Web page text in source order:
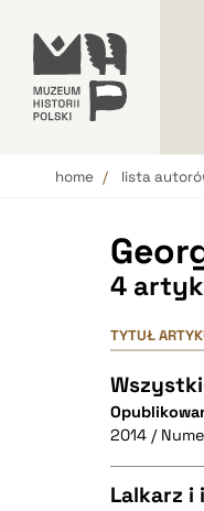
home lista
4
TYTUŁ
2014 /
Lalkarz i